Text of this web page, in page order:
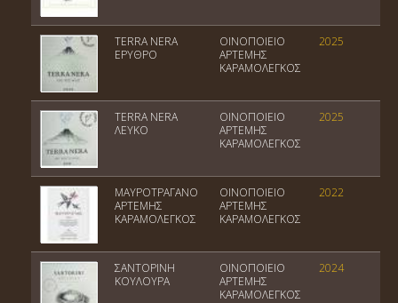
TERRA NERA
ΕΡΥΘΡΟ
ΟΙΝΟΠΟΙΕΙΟ
ΑΡΤΕΜΗΣ
ΚΑΡΑΜΟΛΕΓΚΟΣ
2025
TERRA NERA
ΛΕΥΚΟ
ΟΙΝΟΠΟΙΕΙΟ
ΑΡΤΕΜΗΣ
ΚΑΡΑΜΟΛΕΓΚΟΣ
2025
ΜΑΥΡΟΤΡΑΓΑΝΟ
ΑΡΤΕΜΗΣ
ΚΑΡΑΜΟΛΕΓΚΟΣ
ΟΙΝΟΠΟΙΕΙΟ
ΑΡΤΕΜΗΣ
ΚΑΡΑΜΟΛΕΓΚΟΣ
2022
ΣΑΝΤΟΡΙΝΗ
ΚΟΥΛΟΥΡΑ
ΟΙΝΟΠΟΙΕΙΟ
ΑΡΤΕΜΗΣ
ΚΑΡΑΜΟΛΕΓΚΟΣ
2024